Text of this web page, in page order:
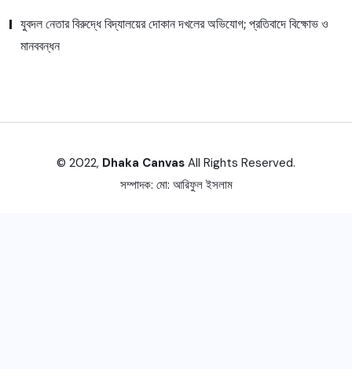
যুবদল নেতার বিরুদ্ধে বিদ্যালয়ের দোকান দখলের অভিযোগ; প্রতিবাদে বিক্ষোভ ও
মানববন্ধন
© 2022, Dhaka Canvas All Rights Reserved.
সম্পাদক: মো: আরিফুল ইসলাম